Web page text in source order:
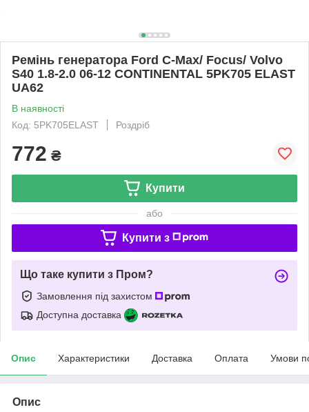
Ремінь генератора Ford C-Max/ Focus/ Volvo
S40 1.8-2.0 06-12 CONTINENTAL 5PK705 ELAST
UA62
В наявності
Код: 5PK705ELAST
Роздріб
772 ₴
Купити
або
Купити з
Що таке купити з Пром?
Замовлення під захистом
Доступна доставка
Опис Характеристики Доставка Оплата Умови
Опис